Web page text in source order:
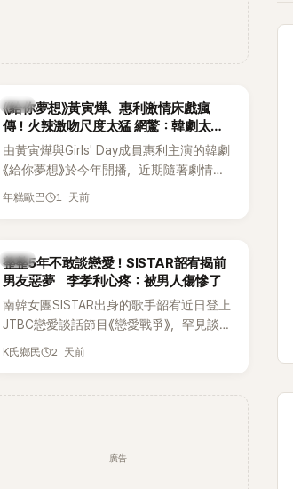
韓劇
《給你夢想》黃寅燁、惠利激情床戲瘋
傳！火辣激吻尺度太猛 網驚：韓劇太敢
拍
由黃寅燁與Girls' Day成員惠利主演的韓劇
《給你夢想》於今年開播，近期隨著劇情進
入高潮，男女主角的感情線快速升溫。最
年糕歐巴 1 天前
韓星
整整5年不敢談戀愛！SISTAR韶宥揭前
男友惡夢 李孝利心疼：被男人傷慘了
南韓女團SISTAR出身的歌手韶宥近日登上
JTBC戀愛談話節目《戀愛戰爭》，罕見談及
自己的感情生活，不僅坦言已經整整5年沒
K氏鄉民 2 天前
廣告